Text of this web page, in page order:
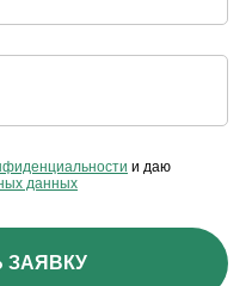
и даю
данных
ЗАЯВКУ